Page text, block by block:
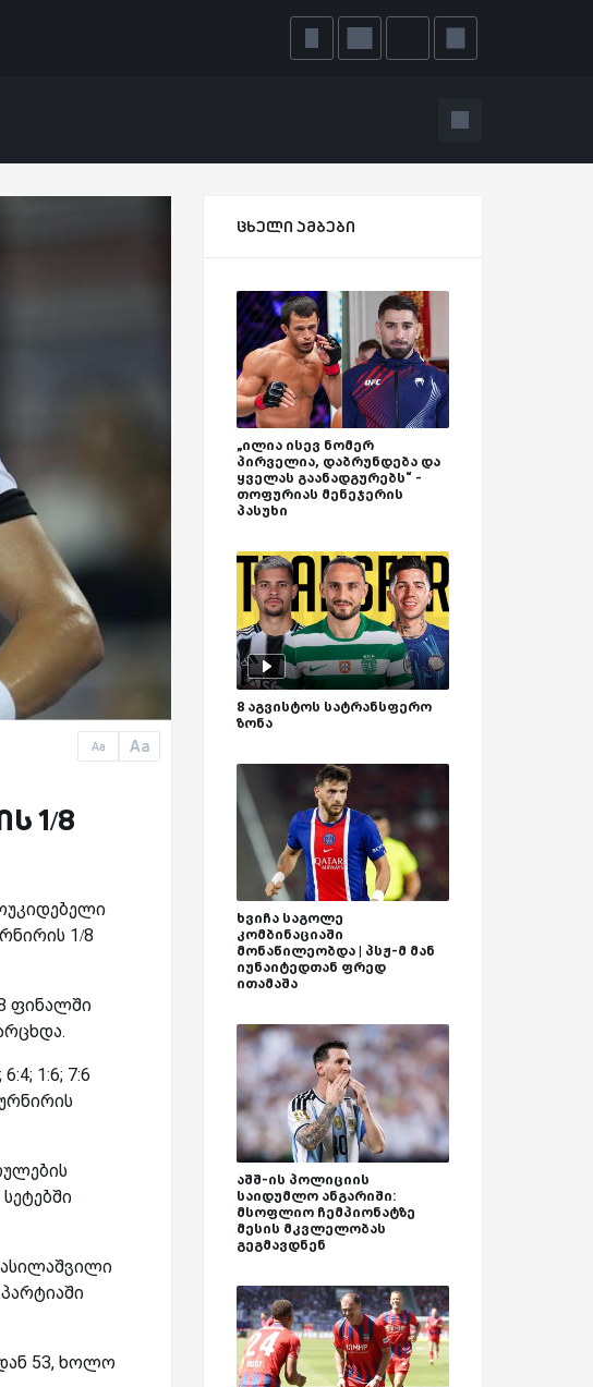
Aa Aa
1/8
1/8
ფინალში
1:6; 7:6
53, ხოლო
ცხელი ამბები
„ილია ისევ ნომერ
პირველია, დაბრუნდება და
ყველას გაანადგურებს“ -
თოფურიას მენეჯერის
პასუხი
8 აგვისტოს სატრანსფერო
ზონა
ხვიჩა საგოლე
კომბინაციაში
მონაწილეობდა | პსჟ-მ მან
იუნაიტედთან ფრედ
ითამაშა
აშშ-ის პოლიციის
საიდუმლო ანგარიში:
მსოფლიო ჩემპიონატზე
მესის მკვლელობას
გეგმავდნენ